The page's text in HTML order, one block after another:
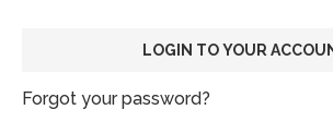
Forgot your password?